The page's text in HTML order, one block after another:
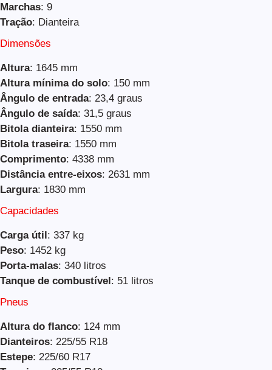
Marchas: 9
Tração: Dianteira
Dimensões
Altura: 1645 mm
Altura mínima do solo: 150 mm
Ângulo de entrada: 23,4 graus
Ângulo de saída: 31,5 graus
Bitola dianteira: 1550 mm
Bitola traseira: 1550 mm
Comprimento: 4338 mm
Distância entre-eixos: 2631 mm
Largura: 1830 mm
Capacidades
Carga útil: 337 kg
Peso: 1452 kg
Porta-malas: 340 litros
Tanque de combustível: 51 litros
Pneus
Altura do flanco: 124 mm
Dianteiros: 225/55 R18
Estepe: 225/60 R17